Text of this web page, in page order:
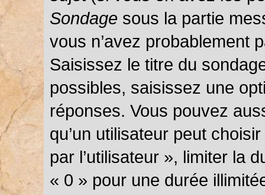
Sondage sous la partie
vous n’avez probablement
Saisissez le titre du
possibles, saisissez une
réponses. Vous pouvez
qu’un utilisateur peut
par l’utilisateur », limiter la
« 0 » pour une durée